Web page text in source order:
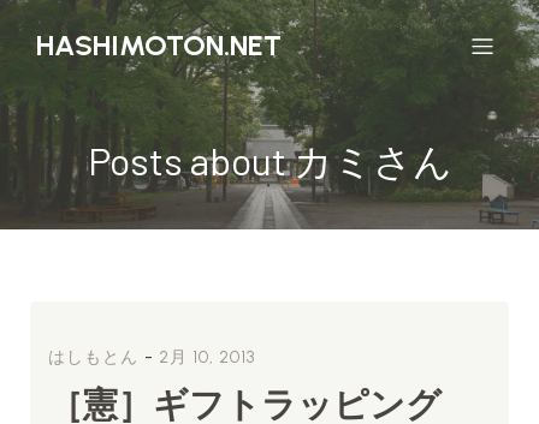
HASHIMOTON.NET
Posts about カミさん
はしもとん - 2月 10, 2013
［憲］ギフトラッピング